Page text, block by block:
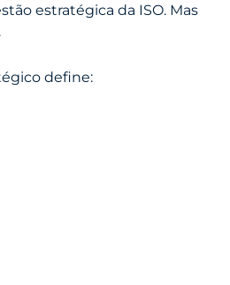
estratégica da ISO. Mas
define: